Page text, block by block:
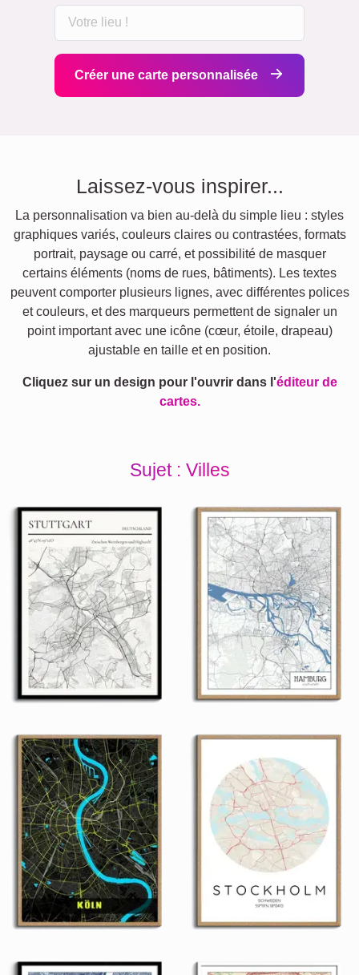
Créer une carte personnalisée
Laissez-vous inspirer...
La personnalisation va bien au-delà du simple lieu : styles
graphiques variés, couleurs claires ou contrastées, formats
portrait, paysage ou carré, et possibilité de masquer
certains éléments (noms de rues, bâtiments). Les textes
peuvent comporter plusieurs lignes, avec différentes polices
et couleurs, et des marqueurs permettent de signaler un
point important avec une icône (cœur, étoile, drapeau)
ajustable en taille et en position.
Cliquez sur un design pour l'ouvrir dans l'éditeur de
cartes.
Sujet : Villes